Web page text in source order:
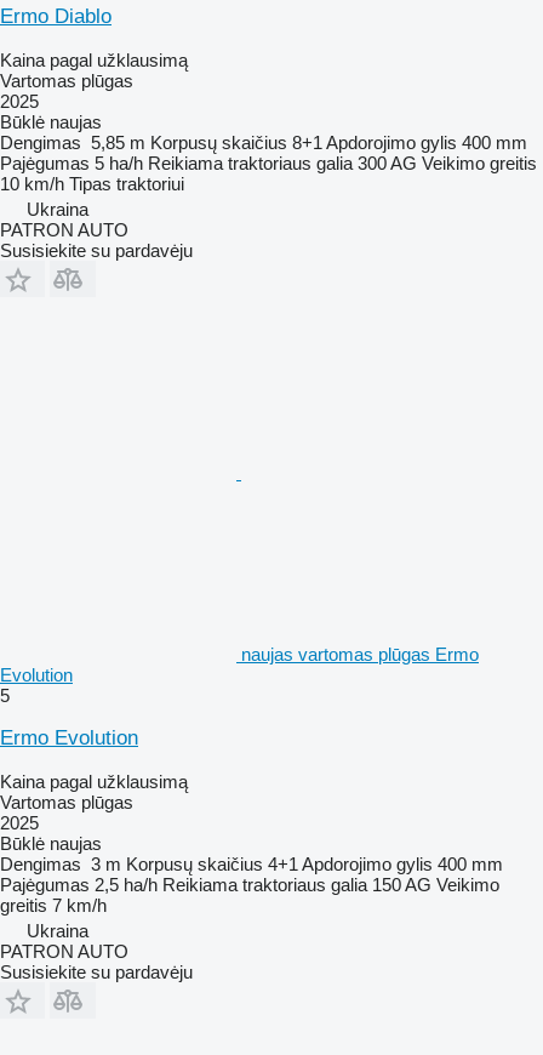
Ermo Diablo
Kaina pagal užklausimą
Vartomas plūgas
2025
Būklė naujas
Dengimas 5,85 m Korpusų skaičius 8+1 Apdorojimo gylis 400 mm
Pajėgumas 5 ha/h Reikiama traktoriaus galia 300 AG Veikimo greitis
10 km/h Tipas traktoriui
Ukraina
PATRON AUTO
Susisiekite su pardavėju
naujas vartomas plūgas Ermo
Evolution
5
Ermo Evolution
Kaina pagal užklausimą
Vartomas plūgas
2025
Būklė naujas
Dengimas 3 m Korpusų skaičius 4+1 Apdorojimo gylis 400 mm
Pajėgumas 2,5 ha/h Reikiama traktoriaus galia 150 AG Veikimo
greitis 7 km/h
Ukraina
PATRON AUTO
Susisiekite su pardavėju